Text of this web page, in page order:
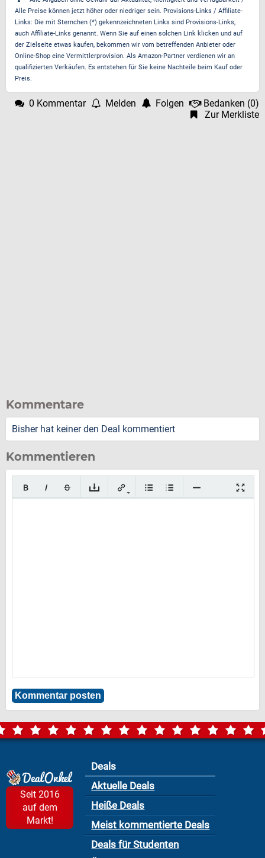
Alle Preise können jetzt höher oder niedriger sein. Provisions-Links / Affiliate-
Links: Die mit Sternchen (*) gekennzeichneten Links sind Provisions-Links,
auch Affiliate-Links genannt. Wenn Sie auf einen solchen Link klicken und auf
der Zielseite etwas kaufen, bekommen wir vom betreffenden Anbieter oder
Online-Shop eine Vermittlerprovision. Als Amazon-Partner verdienen wir an
qualifizierten Verkäufen. Es entstehen für Sie keine Nachteile beim Kauf oder
Preis.
0 Kommentar Melden Folgen Bedanken (0)
Zur Merkliste
Kommentare
Bisher hat keiner den Deal kommentiert
Kommentieren
Seit 2016
auf dem
Markt!
Deals
Aktuelle Deals
Heiße Deals
Meist kommentierte Deals
Deals für Studenten